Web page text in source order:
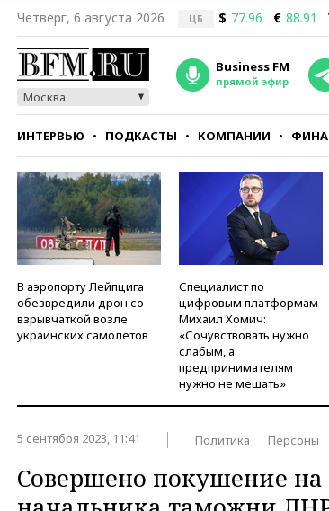
Четверг, 6 августа 2026 ЦБ $ 77.96 € 88.91
Москва
Business FM
прямой эфир
ИНТЕРВЬЮ ПОДКАСТЫ КОМПАНИИ
СТИЛЬ ТЕСТЫ
В аэропорту Лейпцига
обезвредили дрон со
взрывчаткой возле
украинских самолетов
Специалист по
цифровым платформам
Михаил Хомич:
«Сочувствовать нужно
слабым, а
предпринимателям
нужно не мешать»
5 сентября 2023, 11:41 Политика Персоны
Совершено покушение на